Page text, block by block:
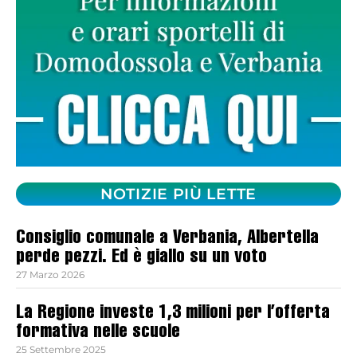
NOTIZIE PIÙ LETTE
Consiglio comunale a Verbania, Albertella
perde pezzi. Ed è giallo su un voto
27 Marzo 2026
La Regione investe 1,3 milioni per l’offerta
formativa nelle scuole
25 Settembre 2025